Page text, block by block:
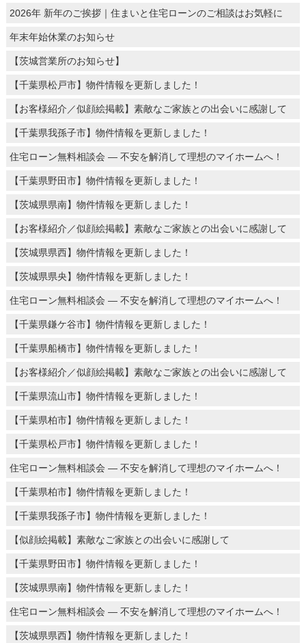
2026年 新年のご挨拶｜住まいと住宅ローンのご相談はお気軽に
年末年始休業のお知らせ
【茨城営業所のお知らせ】
【千葉県松戸市】物件情報を更新しました！
【お客様紹介／似顔絵掲載】素敵なご家族との出会いに感謝して
【千葉県我孫子市】物件情報を更新しました！
住宅ローン無料相談会 ― 不安を解消して理想のマイホームへ！
【千葉県野田市】物件情報を更新しました！
【茨城県県南】物件情報を更新しました！
【お客様紹介／似顔絵掲載】素敵なご家族との出会いに感謝して
【茨城県県西】物件情報を更新しました！
【茨城県県央】物件情報を更新しました！
住宅ローン無料相談会 ― 不安を解消して理想のマイホームへ！
【千葉県鎌ケ谷市】物件情報を更新しました！
【千葉県船橋市】物件情報を更新しました！
【お客様紹介／似顔絵掲載】素敵なご家族との出会いに感謝して
【千葉県流山市】物件情報を更新しました！
【千葉県柏市】物件情報を更新しました！
【千葉県松戸市】物件情報を更新しました！
住宅ローン無料相談会 ― 不安を解消して理想のマイホームへ！
【千葉県柏市】物件情報を更新しました！
【千葉県我孫子市】物件情報を更新しました！
【似顔絵掲載】素敵なご家族との出会いに感謝して
【千葉県野田市】物件情報を更新しました！
【茨城県県南】物件情報を更新しました！
住宅ローン無料相談会 ― 不安を解消して理想のマイホームへ！
【茨城県県西】物件情報を更新しました！